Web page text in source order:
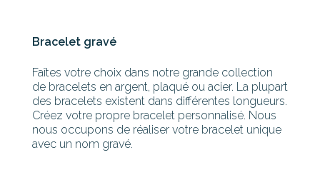
Bracelet gravé
Faîtes votre choix dans notre grande collection
de bracelets en argent, plaqué ou acier. La plupart
des bracelets existent dans différentes longueurs.
Créez votre propre bracelet personnalisé. Nous
nous occupons de réaliser votre bracelet unique
avec un nom gravé.